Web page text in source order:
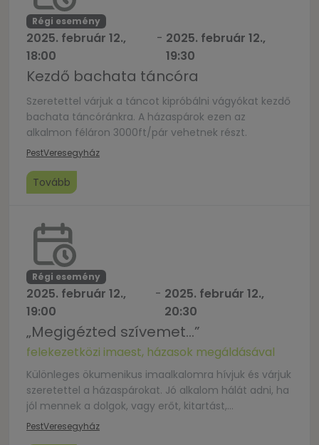
Régi esemény
2025. február 12.,
18:00
- 2025. február 12.,
19:30
Kezdő bachata táncóra
Szeretettel várjuk a táncot kipróbálni vágyókat kezdő
bachata táncóránkra. A házaspárok ezen az
alkalmon féláron 3000ft/pár vehetnek részt.
PestVeresegyház
Tovább
Régi esemény
2025. február 12.,
19:00
- 2025. február 12.,
20:30
„Megigézted szívemet…”
felekezetközi imaest, házasok megáldásával
Különleges ökumenikus imaalkalomra hívjuk és várjuk
szeretettel a házaspárokat. Jó alkalom hálát adni, ha
jól mennek a dolgok, vagy erőt, kitartást,
bölcsességet, türelmet kérni, ha éppen a nehézségek
PestVeresegyház